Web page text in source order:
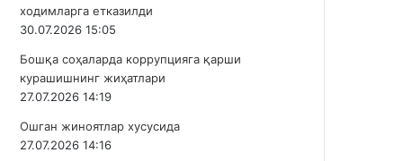
ходимларга етказилди
30.07.2026 15:05
Бошқа соҳаларда коррупцияга қарши
курашишнинг жиҳатлари
27.07.2026 14:19
Ошган жиноятлар хусусида
27.07.2026 14:16